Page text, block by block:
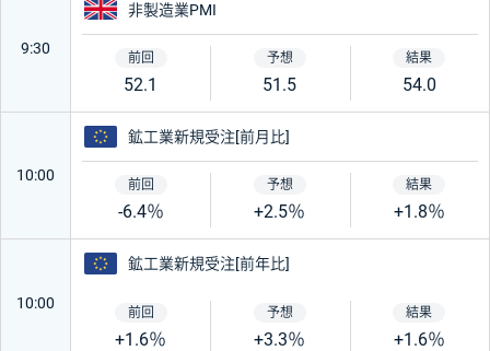
9:30
イギリス
非製造業PMI
52.1 51.5 54.0
10:00
ユーロ
鉱工業新規受注[前月比]
-6.4％ +2.5％ +1.8％
10:00
ユーロ
鉱工業新規受注[前年比]
+1.6％ +3.3％ +1.6％